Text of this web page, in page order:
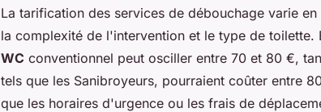
La tarification des services de débouchage varie
la complexité de l'intervention et le type de toilette.
WC conventionnel peut osciller entre 70 et 80 €,
tels que les Sanibroyeurs, pourraient coûter entre
que les horaires d'urgence ou les frais de